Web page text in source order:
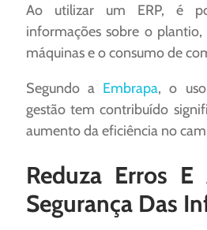
Ao utilizar um ERP, é
informações sobre o
máquinas e o consumo de
Segundo a Embrapa, o
gestão tem contribuído
aumento da eficiência no
Reduza Erros
Segurança Das